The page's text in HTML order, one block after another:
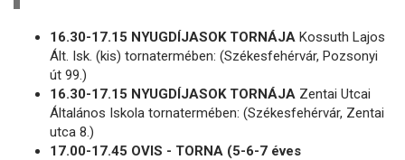
16.30-17.15 NYUGDÍJASOK TORNÁJA Kossuth Lajos
Ált. Isk. (kis) tornatermében: (Székesfehérvár, Pozsonyi
út 99.)
16.30-17.15 NYUGDÍJASOK TORNÁJA Zentai Utcai
Általános Iskola tornatermében: (Székesfehérvár, Zentai
utca 8.)
17.00-17.45 OVIS - TORNA (5-6-7 éves